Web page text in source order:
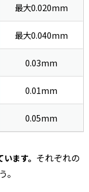
最大0.020mm
最大0.040mm
0.03mm
0.01mm
0.05mm
ます。 それぞれの